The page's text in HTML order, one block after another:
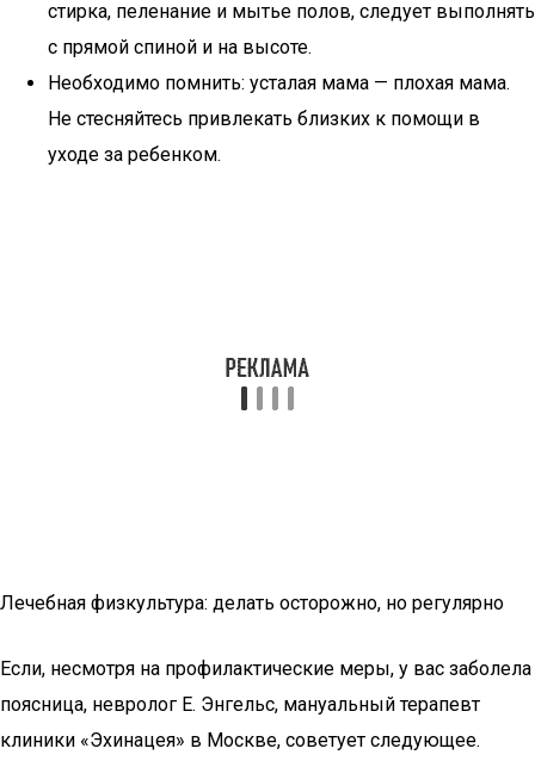
стирка, пеленание и мытье полов, следует выполнять
с прямой спиной и на высоте.
Необходимо помнить: усталая мама — плохая мама.
Не стесняйтесь привлекать близких к помощи в
уходе за ребенком.
Лечебная физкультура: делать осторожно, но регулярно
Если, несмотря на профилактические меры, у вас заболела
поясница, невролог Е. Энгельс, мануальный терапевт
клиники «Эхинацея» в Москве, советует следующее.